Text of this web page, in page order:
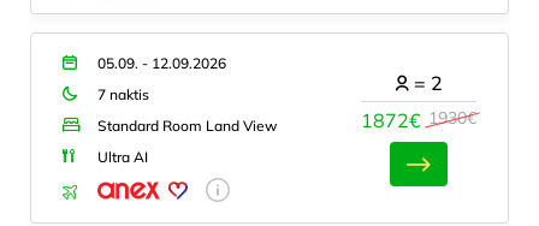
05.09. - 12.09.2026
7 naktis
Standard Room Land View
Ultra AI
1872€ 1930€
= 2